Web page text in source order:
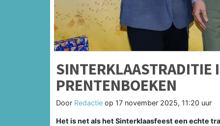
SINTERKLAASTRADITIE
PRENTENBOEKEN
Door Redactie op 17 november 2025, 11:20 uur
Het is net als het Sinterklaasfeest een echte